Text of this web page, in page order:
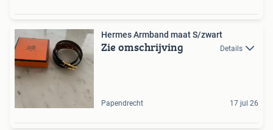
Hermes Armband maat S/zwart
Zie omschrijving Details
Papendrecht 17 jul 26